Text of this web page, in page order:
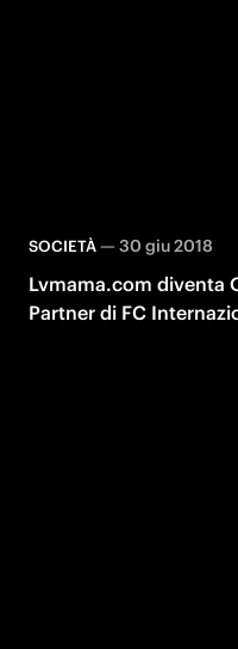
SOCIETÀ— 30 giu 2018
Lvmama.com diventa
Partner di FC